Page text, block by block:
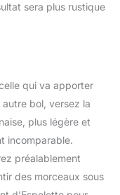
sera plus rustique
qui va apporter
bol, versez la
plus légère et
incomparable.
préalablement
des morceaux sous